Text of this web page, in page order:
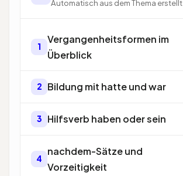
Automatisch aus dem Thema erstellt
1
Vergangenheitsformen im
Überblick
2 Bildung mit hatte und war
3 Hilfsverb haben oder sein
4
nachdem-Sätze und
Vorzeitigkeit